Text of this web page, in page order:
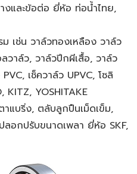
งและข้อต่อ ยี่ห้อ ท่อน้ำไทย,
เช่น วาล์วทองเหลือง วาล์ว
วาล์ว, วาล์วปีกผีเสื้อ, วาล์ว
เช็ควาล์ว UPVC, โซลิ
YOSHITAKE
แบริ่ง, ตลับลูกปืนเม็ดเข็ม,
ลอกปรับขนาดเพลา ยี่ห้อ SKF,